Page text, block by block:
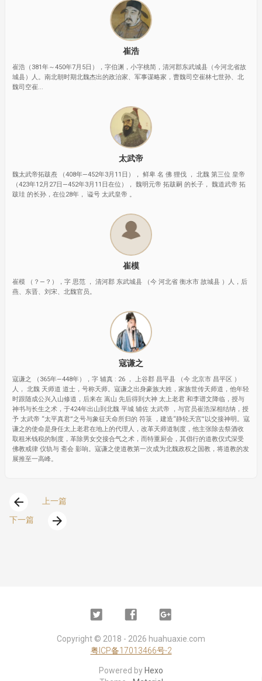
崔浩
崔浩（381年～450年7月5日），字伯渊，小字桃简，清河郡东武城县（今河北省故
城县）人。南北朝时期北魏杰出的政治家、军事谋略家，曹魏司空崔林七世孙、北
魏司空崔...
太武帝
魏太武帝拓跋焘 （408年—452年3月11日）， 鲜卑 名 佛 狸伐 ， 北魏 第三位 皇帝
（423年12月27日—452年3月11日在位）， 魏明元帝 拓跋嗣 的长子， 魏道武帝 拓
跋珪 的长孙，在位28年， 谥号 太武皇帝 。
崔模
崔模 （？—？），字 思范 ， 清河郡 东武城县 （今 河北省 衡水市 故城县 ）人，后
燕、东晋、刘宋、北魏官员。
寇谦之
寇谦之 （365年—448年），字 辅真 : 26 ， 上谷郡 昌平县 （今 北京市 昌平区 ）
人， 北魏 天师道 道士，号称天师。寇谦之出身豪族大姓，家族世传天师道，他年轻
时跟随成公兴入山修道，后来在 嵩山 先后得到大神 太上老君 和李谱文降临，授与
神书与长生之术，于424年出山到北魏 平城 辅佐 太武帝 ，与官员崔浩深相结纳，授
予 太武帝 “太平真君”之号与象征天命所归的 符箓 ，建造“静轮天宫”以交接神明。寇
谦之的使命是身任太上老君在地上的代理人，改革天师道制度，他主张除去祭酒收
取租米钱税的制度，革除男女交接合气之术，而特重厨会，其倡行的道教仪式深受
佛教戒律 仪轨与 斋会 影响。寇谦之使道教第一次成为北魏政权之国教，将道教的发
展推至一高峰。
arrow_back
上一篇
下一篇
arrow_forward
Twitter FacebookGoogle
Copyright © 2018 - 2026 huahuaxie.com
粤ICP备17013466号-2
Powered by Hexo